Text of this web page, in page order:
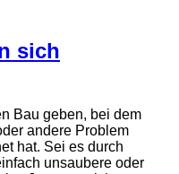
sich
Bau geben, bei dem
andere Problem
hat. Sei es durch
unsaubere oder